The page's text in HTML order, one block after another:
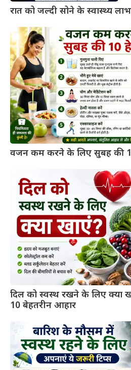
रात को जल्दी सोने के स्वास्थ्य लाभ
वजन कम करने के लिए सुबह की
दिल को स्वस्थ रखने के लिए क्या
10 बेहतरीन आहार